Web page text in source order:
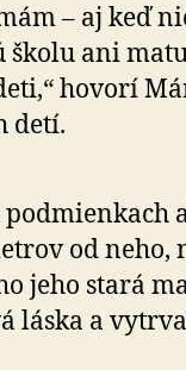
– aj keď
školu ani
hovorí
detí.
od neho,
jeho stará
láska a